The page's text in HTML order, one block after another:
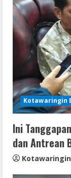
R
e
a
d
i
n
g
Kotawaringin
Ini
dan Antrean